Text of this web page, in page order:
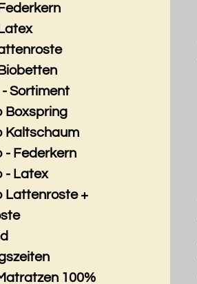
- Sortiment
Boxspring
Kaltschaum
- Federkern
- Latex
Lattenroste +
100%